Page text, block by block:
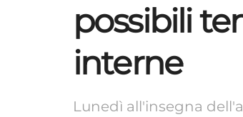
possibili
interne
Lunedì all'insegna